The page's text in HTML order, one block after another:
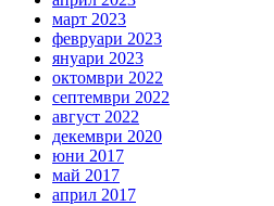
март 2023
февруари 2023
януари 2023
октомври 2022
септември 2022
август 2022
декември 2020
юни 2017
май 2017
април 2017